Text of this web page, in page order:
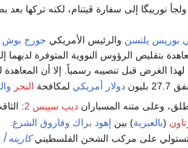
نورييگا إلى سفارة ڤيتنام، لكنه تركها
بوريس يلتسن والرئيس الأمريكي جورج بوش
بتقليص الرؤوس النووية المتوفرة
الغرض قبل تنصيبه رسمياً. إلا أن
دولار أمريكي لمكافحة النحر
وعلى متنه المسبارانديپ سپيس 2
:
(بالعبرية) بين إهود براك وفاروق الشرع
تستولي على مركب الشحن الفلسطينيكارينه أ